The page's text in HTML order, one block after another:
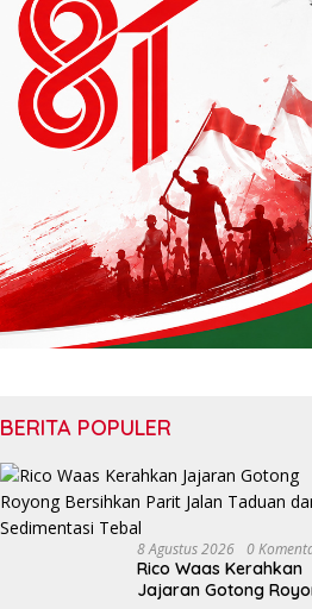
BERITA POPULER
8 Agustus 2026 0
Rico Waas Kerahkan
Jajaran Gotong